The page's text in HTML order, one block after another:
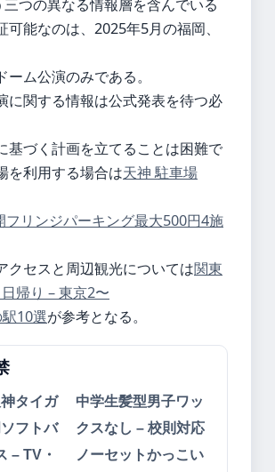
つの異なる情報層を含んでいる
可能なのは、2025年5月の福岡、
ム公演のみである。
に関する情報は公式発表を待つ必
基づく計画を立てることは困難で
を利用する場合は天神 駐車場
フリンジパーキング最大500円4施
クセスと周辺観光については関東
帰り – 東京2〜
10選が参考となる。
タイガ
フトバ
– TV・
中学生髪型男子ワッ
クスなし – 校則対応
ノーセットかっこい